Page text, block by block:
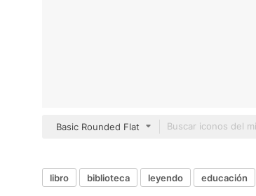
Basic Rounded Flat
libro biblioteca leyendo educación